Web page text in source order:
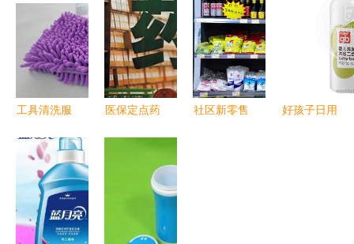
厨具一站式
零售批发服
务
全用品及日
用品童品区
促销资讯一
览
家
型号图片及
厂家供应指
工具清洗服
格、图片展
示与网络选
购平台
医保定点药
大雷区与日
社区新零售
好孩子日用